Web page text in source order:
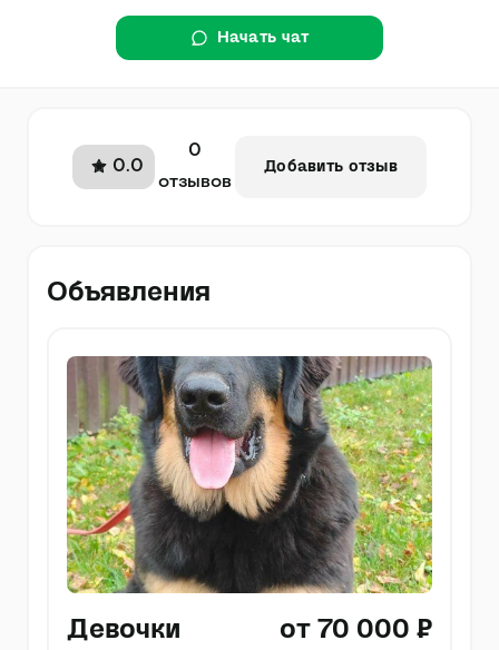
Начать чат
0.0
0
отзывов
Добавить отзыв
Объявления
Девочки от 70 000 ₽